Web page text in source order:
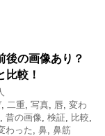
後の画像あり？
比較！
二重 写真 唇 変わ
昔の画像 検証 比較
わった 鼻 鼻筋